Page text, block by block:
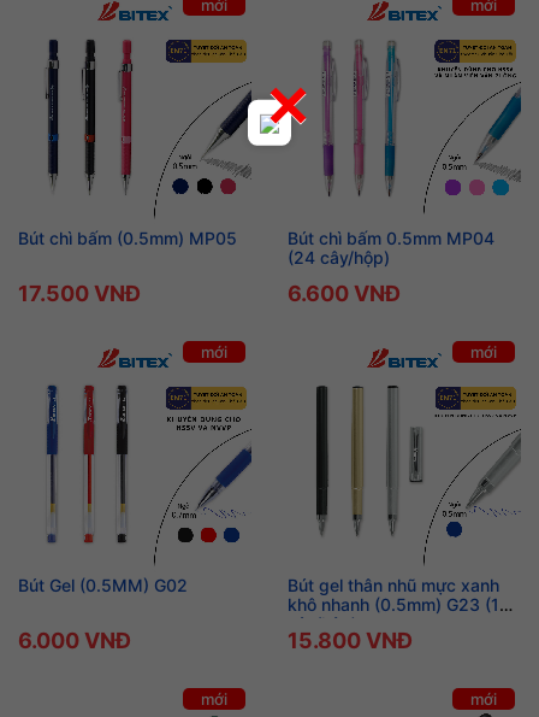
mới
Bút chì bấm (0.5mm) MP05
17.500 VNĐ
mới
Bút chì bấm 0.5mm MP04
(24 cây/hộp)
6.600 VNĐ
mới
Bút Gel (0.5MM) G02
6.000 VNĐ
mới
Bút gel thân nhũ mực xanh
khô nhanh (0.5mm) G23 (12
cây/hộp)
15.800 VNĐ
mới mới
×